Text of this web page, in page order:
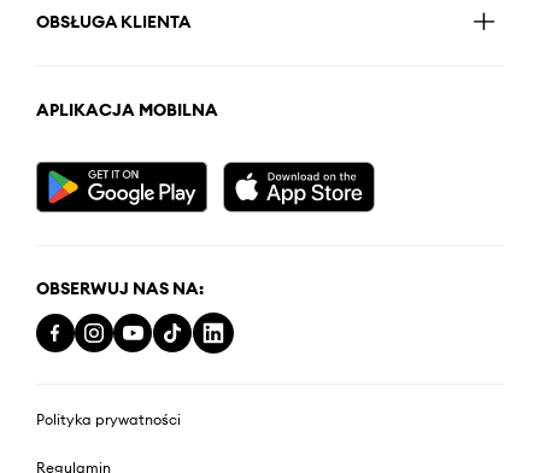
OBSŁUGA KLIENTA
APLIKACJA MOBILNA
OBSERWUJ NAS NA:
Polityka prywatności
Regulamin